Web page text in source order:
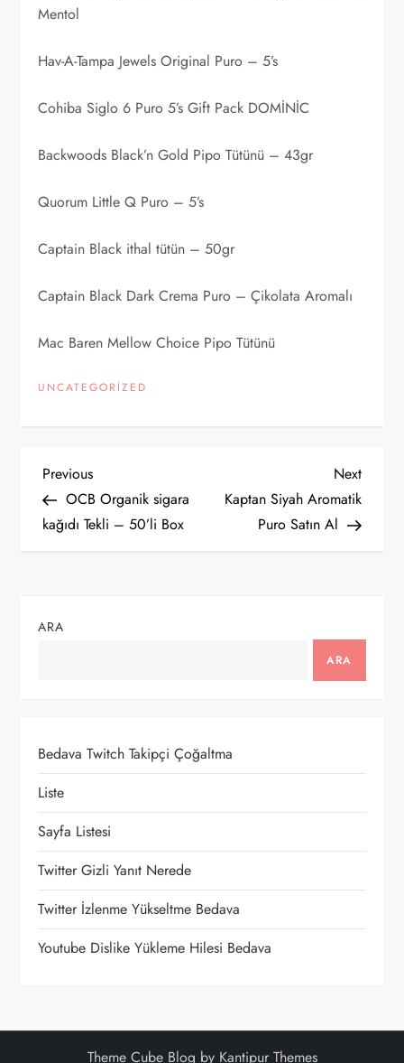
Mentol
Hav-A-Tampa Jewels Original Puro – 5’s
Cohiba Siglo 6 Puro 5’s Gift Pack DOMİNİC
Backwoods Black’n Gold Pipo Tütünü – 43gr
Quorum Little Q Puro – 5’s
Captain Black ithal tütün – 50gr
Captain Black Dark Crema Puro – Çikolata Aromalı
Mac Baren Mellow Choice Pipo Tütünü
UNCATEGORIZED
Y
a
z
i
n
m
e
s
Previous
Post
Previous
OCB Organik sigara
kağıdı Tekli – 50’li Box
Next
Post
Next
Kaptan Siyah Aromatik
Puro Satın Al
ARA
ARA
Bedava Twitch Takipçi Çoğaltma
Liste
Sayfa Listesi
Twitter Gizli Yanıt Nerede
Twitter İzlenme Yükseltme Bedava
Youtube Dislike Yükleme Hilesi Bedava
Theme Cube Blog by Kantipur Themes